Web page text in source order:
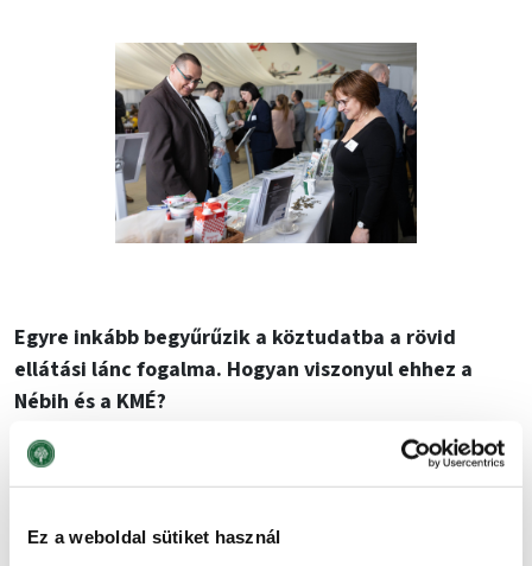
Ez a weboldal sütiket használ
Egyre inkább begyűrűzik a köztudatba a rövid
ellátási lánc fogalma. Hogyan viszonyul ehhez a
Nébih és a KMÉ?
Abszolút összhangban vagyunk, közösek a céljaink. A
rövid ellátási lánc (vagy ahogyan szakmai berkekben
támogatja, amiként azt támogatja a Nébih és a KMÉ-